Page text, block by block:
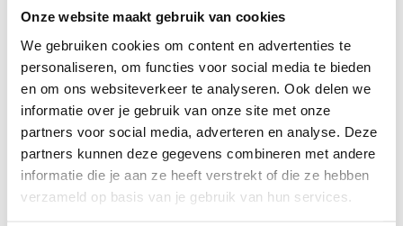
Onze website maakt gebruik van cookies
We gebruiken cookies om content en advertenties te
personaliseren, om functies voor social media te bieden
en om ons websiteverkeer te analyseren. Ook delen we
informatie over je gebruik van onze site met onze
partners voor social media, adverteren en analyse. Deze
partners kunnen deze gegevens combineren met andere
informatie die je aan ze heeft verstrekt of die ze hebben
verzameld op basis van je gebruik van hun services.
Een van onze specialisten helpt je graag verder!
Productomschrijving
Specificaties
Reviews